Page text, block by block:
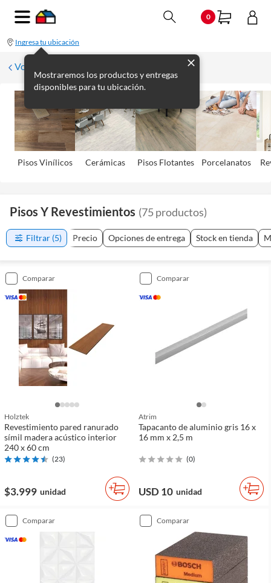
0
Ingresa tu ubicación
Mostraremos los productos y entregas
disponibles para tu ubicación.
Volver
Pisos Viní­licos Cerámicas Pisos Flotantes Porcelanatos
Pisos Y Revestimientos (75productos)
Filtrar (5) Precio Opciones de entrega Stock en tienda
comparar
Holztek
Revestimiento pared ranurado
símil madera acústico interior
240 x 60 cm
(23)
$3.999 unidad
comparar
Atrim
Tapacanto de aluminio gris 16 x
16 mm x 2,5 m
(0)
USD 10 unidad
comparar comparar